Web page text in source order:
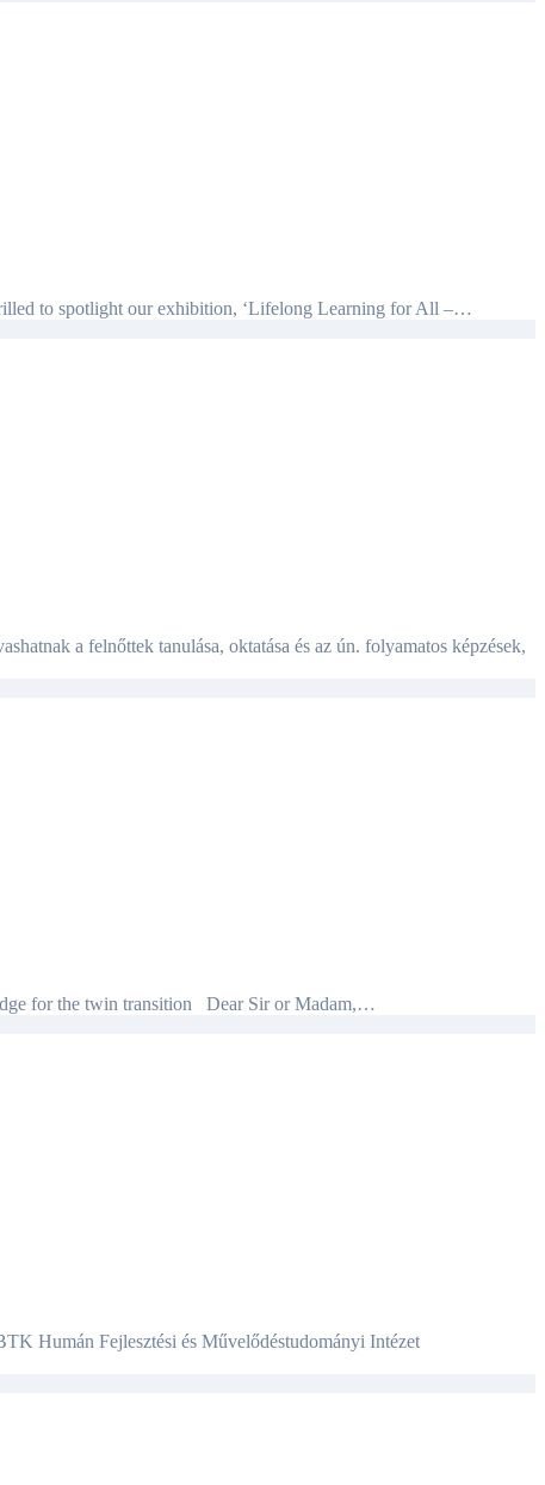
to spotlight our exhibition, ‘Lifelong Learning for All –…
for the twin transition Dear Sir or Madam,…